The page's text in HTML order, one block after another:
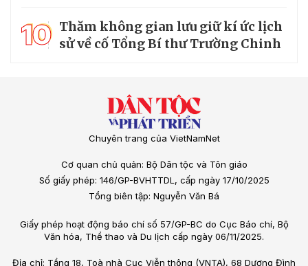
10 Thăm không gian lưu giữ kí ức lịch
sử về cố Tổng Bí thư Trường Chinh
Chuyên trang của VietNamNet
Cơ quan chủ quản: Bộ Dân tộc và Tôn giáo
Số giấy phép: 146/GP-BVHTTDL, cấp ngày 17/10/2025
Tổng biên tập: Nguyễn Văn Bá
Giấy phép hoạt động báo chí số 57/GP-BC do Cục Báo chí, Bộ
Văn hóa, Thể thao và Du lịch cấp ngày 06/11/2025.
Địa chỉ: Tầng 18, Toà nhà Cục Viễn thông (VNTA), 68 Dương Đình